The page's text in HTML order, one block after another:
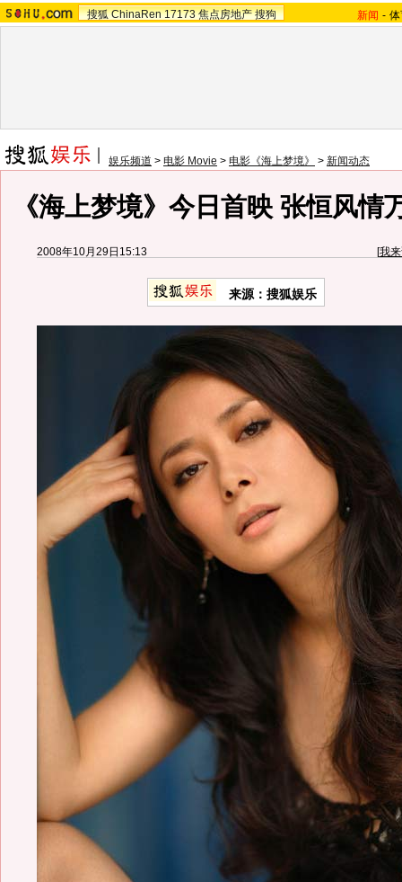
搜狐 ChinaRen 17173 焦点房地产 搜狗 新闻 -
娱乐频道 > 电影 Movie > 电影《海上梦境》 > 新闻动态
《海上梦境》今日首映 张恒风情
2008年10月29日15:13 [我
来源：搜狐娱乐